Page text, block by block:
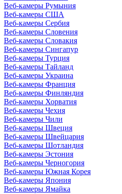
Веб-камеры Румыния
Веб-камеры США
Веб-камеры Сербия
Веб-камеры Словения
Веб-камеры Словакия
Веб-камеры Сингапур
Веб-камеры Турция
Веб-камеры Тайланд
Веб-камеры Украина
Веб-камеры Франция
Веб-камеры Финляндия
Веб-камеры Хорватия
Веб-камеры Чехия
Веб-камеры Чили
Веб-камеры Швеция
Веб-камеры Швейцария
Веб-камеры Шотландия
Веб-камеры Эстония
Веб-камеры Черногория
Веб-камеры Южная Корея
Веб-камеры Япония
Веб-камеры Ямайка